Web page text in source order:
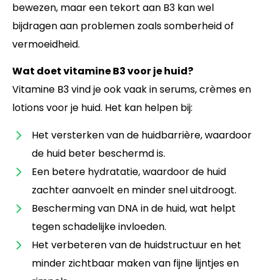
bewezen, maar een tekort aan B3 kan wel
bijdragen aan problemen zoals somberheid of
vermoeidheid.
Wat doet vitamine B3 voor je huid?
Vitamine B3 vind je ook vaak in serums, crèmes en
lotions voor je huid. Het kan helpen bij:
Het versterken van de huidbarrière, waardoor
de huid beter beschermd is.
Een betere hydratatie, waardoor de huid
zachter aanvoelt en minder snel uitdroogt.
Bescherming van DNA in de huid, wat helpt
tegen schadelijke invloeden.
Het verbeteren van de huidstructuur en het
minder zichtbaar maken van fijne lijntjes en